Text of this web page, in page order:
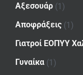
Αξεσουάρ (1)
Αποφράξεις (1)
Γιατροί ΕΟΠΥΥ
Γυναίκα (1)